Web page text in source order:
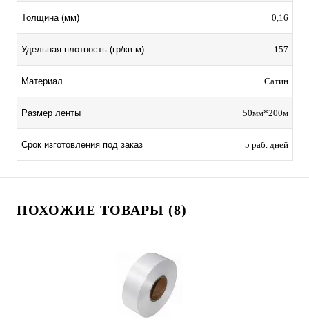
Толщина (мм) 0,16
Удельная плотность (гр/кв.м) 157
Материал Сатин
Размер ленты 50мм*200м
Срок изготовления под заказ 5 раб. дней
ПОХОЖИЕ ТОВАРЫ (8)